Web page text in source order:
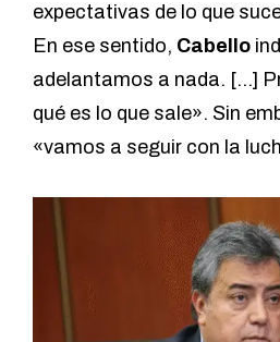
expectativas de lo que
En ese sentido, Cabello
adelantamos a nada. […]
qué es lo que sale». Sin
«vamos a seguir con la